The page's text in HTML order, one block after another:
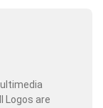
Logos are